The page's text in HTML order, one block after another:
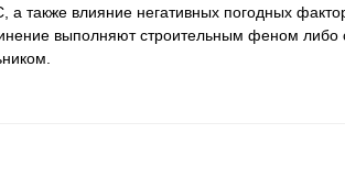
а также влияние негативных погодных
выполняют строительным феном либо